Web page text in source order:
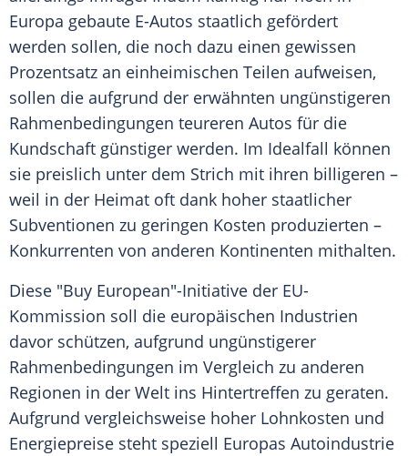
Europa gebaute E-Autos staatlich gefördert
werden sollen, die noch dazu einen gewissen
Prozentsatz an einheimischen Teilen aufweisen,
sollen die aufgrund der erwähnten ungünstigeren
Rahmenbedingungen teureren Autos für die
Kundschaft günstiger werden. Im Idealfall können
sie preislich unter dem Strich mit ihren billigeren –
weil in der Heimat oft dank hoher staatlicher
Subventionen zu geringen Kosten produzierten –
Konkurrenten von anderen Kontinenten mithalten.
Diese "Buy European"-Initiative der EU-
Kommission soll die europäischen Industrien
davor schützen, aufgrund ungünstigerer
Rahmenbedingungen im Vergleich zu anderen
Regionen in der Welt ins Hintertreffen zu geraten.
Aufgrund vergleichsweise hoher Lohnkosten und
Energiepreise steht speziell Europas Autoindustrie